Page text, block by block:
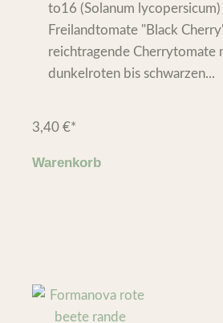
to16 (Solanum
Freilandtomate "Black
reichtragende Cherrytomate
dunkelroten bis schwarzen...
3,40 €*
Warenkorb